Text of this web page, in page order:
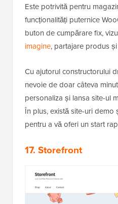
Este potrivită pentru
funcționalități puternice
buton de cumpărare fix,
imagine, partajare produs
Cu ajutorul constructorului
nevoie de doar câteva
personaliza și lansa site-ul
În plus, există site-uri
pentru a vă oferi un start
17. Storefront